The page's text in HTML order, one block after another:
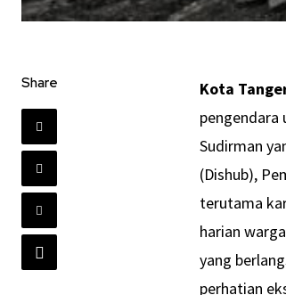
Share Kota
pengendara
Sudirman
(Dishub),
terutama
harian
yang
perhatian